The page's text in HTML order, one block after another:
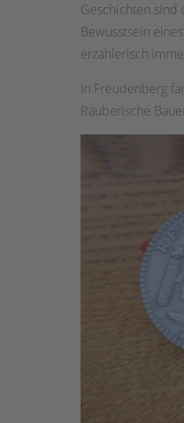
Geschichten sind
Bewusstsein
erzählerisch
In Freudenberg
Räuberische